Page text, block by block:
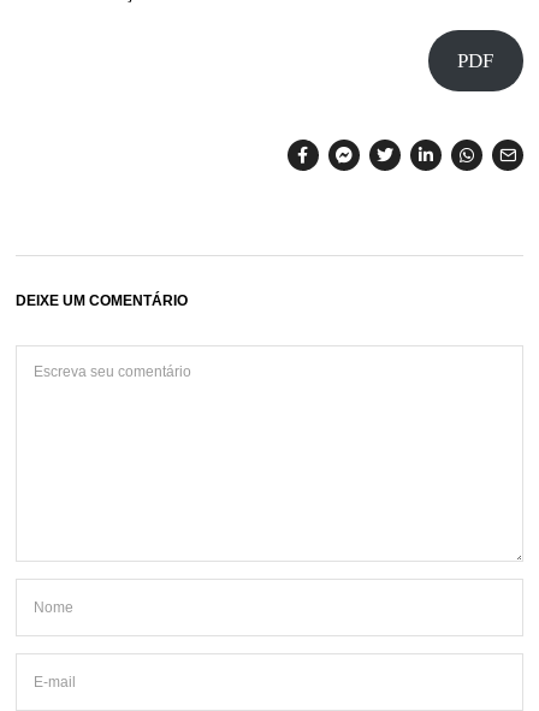
PDF
DEIXE UM COMENTÁRIO